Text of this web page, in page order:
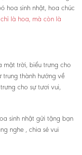
hoa sinh nhật, hoa chúc
là hoa, mà còn là
mặt trời, biểu trưng cho
trung thành hướng về
cho sự tươi vui,
sinh nhật gửi tặng bạn
nghe , chia sẻ vui